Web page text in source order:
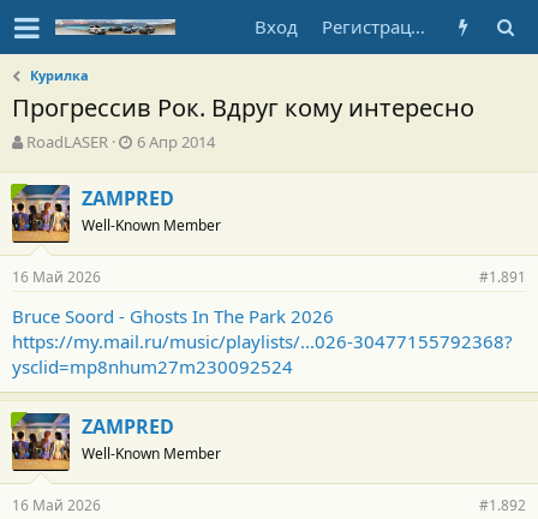
Вход Регистрация
Курилка
Прогрессив Рок. Вдруг кому интересно
А
т
о
р
т
е
м
ы
RoadLASER
Д
а
н
а
л
а
6 Апр 2014
ZAMPRED
Well-Known Member
16 Май 2026 #1.891
Bruce Soord - Ghosts In The Park 2026
https://my.mail.ru/music/playlists/...026-30477155792368?
ysclid=mp8nhum27m230092524
ZAMPRED
Well-Known Member
16 Май 2026 #1.892